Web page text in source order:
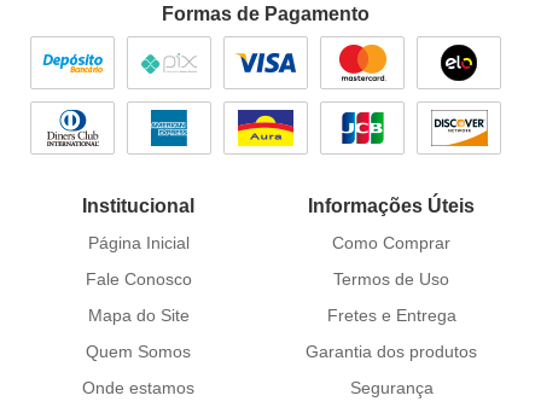
Formas de Pagamento
Institucional
Página Inicial
Fale Conosco
Mapa do Site
Quem Somos
Onde estamos
Informações Úteis
Como Comprar
Termos de Uso
Fretes e Entrega
Garantia dos produtos
Segurança